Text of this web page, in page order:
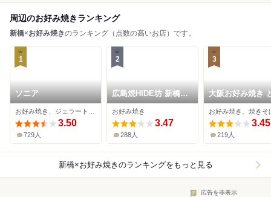
周辺のお好み焼きランキング
新橋×お好み焼きのランキング（点数の高いお店）です。
1
ソニア
3.50
729人
2
広島焼HIDE坊 新橋本
店
お好み焼き
3.47
288人
3
大阪お好み焼き
くん家 新橋本店
お好み焼き、焼きそ
3.45
219人
新橋×お好み焼き のランキングをもっと見る
広告を非表示